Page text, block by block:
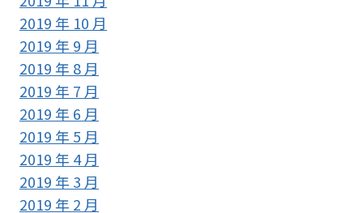
2019 年 10 月
2019 年 9 月
2019 年 8 月
2019 年 7 月
2019 年 6 月
2019 年 5 月
2019 年 4 月
2019 年 3 月
2019 年 2 月